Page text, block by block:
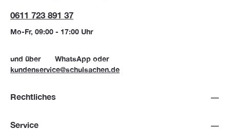
0611 723 891 37
Mo-Fr, 09:00 - 17:00 Uhr
und über WhatsApp oder
kundenservice@schulsachen.de
Rechtliches
Service